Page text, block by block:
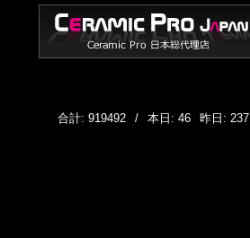
合計: 919492 / 本日: 46 昨日: 237